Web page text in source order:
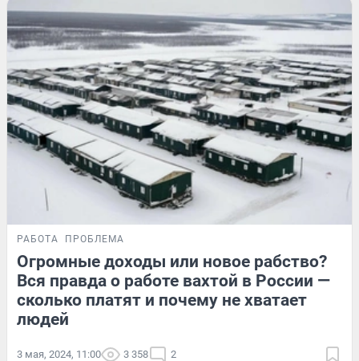
РАБОТА ПРОБЛЕМА
Огромные доходы или новое рабство?
Вся правда о работе вахтой в России —
сколько платят и почему не хватает
людей
3 мая, 2024, 11:00 3 358 2